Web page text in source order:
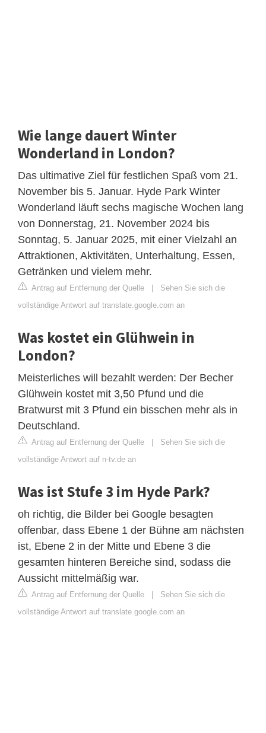
Wie lange dauert Winter
Wonderland in London?
Das ultimative Ziel für festlichen Spaß vom 21.
November bis 5. Januar. Hyde Park Winter
Wonderland läuft sechs magische Wochen lang
von Donnerstag, 21. November 2024 bis
Sonntag, 5. Januar 2025, mit einer Vielzahl an
Attraktionen, Aktivitäten, Unterhaltung, Essen,
Getränken und vielem mehr.
Antrag auf Entfernung der Quelle | Sehen Sie sich die
vollständige Antwort auf translate.google.com an
Was kostet ein Glühwein in
London?
Meisterliches will bezahlt werden: Der Becher
Glühwein kostet mit 3,50 Pfund und die
Bratwurst mit 3 Pfund ein bisschen mehr als in
Deutschland.
Antrag auf Entfernung der Quelle | Sehen Sie sich die
vollständige Antwort auf n-tv.de an
Was ist Stufe 3 im Hyde Park?
oh richtig, die Bilder bei Google besagten
offenbar, dass Ebene 1 der Bühne am nächsten
ist, Ebene 2 in der Mitte und Ebene 3 die
gesamten hinteren Bereiche sind, sodass die
Aussicht mittelmäßig war.
Antrag auf Entfernung der Quelle | Sehen Sie sich die
vollständige Antwort auf translate.google.com an